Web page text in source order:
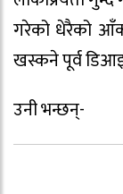
गरेको धेरैको
खस्कने पूर्व
उनी भन्छन्-